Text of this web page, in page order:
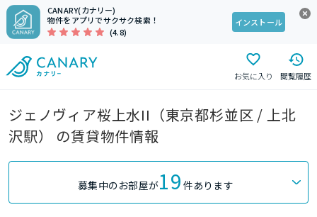
CANARY(カナリー)
物件をアプリでサクサク検索！
(4.8)
インストール
お気に入り 閲覧履歴
ジェノヴィア桜上水II（東京都杉並区 / 上北
沢駅） の賃貸物件情報
募集中のお部屋が19 件あります